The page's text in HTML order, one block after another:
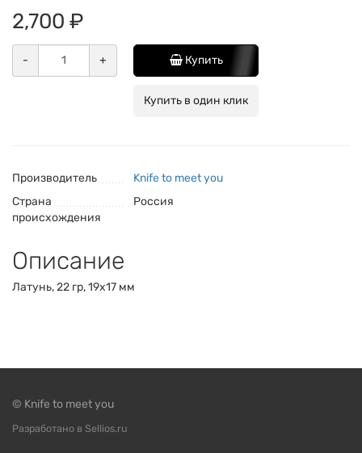
2,700 ₽
- + Купить
Купить в один клик
Производитель
Knife to meet you
Страна
происхождения
Россия
Описание
Латунь, 22 гр, 19х17 мм
© Knife to meet you
Разработано в Sellios.ru